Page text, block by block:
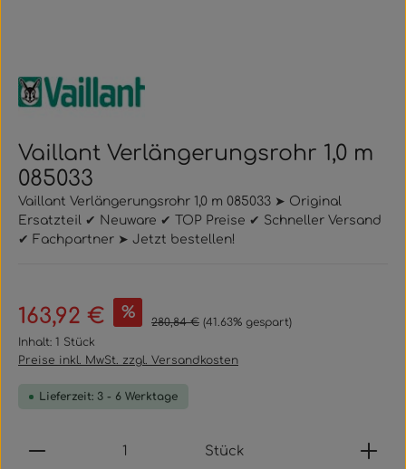
Vaillant Verlängerungsrohr 1,0 m
085033
Vaillant Verlängerungsrohr 1,0 m 085033 ➤ Original
Ersatzteil ✔ Neuware ✔ TOP Preise ✔ Schneller Versand
✔ Fachpartner ➤ Jetzt bestellen!
Verkaufspreis:
163,92 € % Regulärer Preis:
280,84 € (41.63% gespart)
Inhalt: 1 Stück
Preise inkl. MwSt. zzgl. Versandkosten
Lieferzeit: 3 - 6 Werktage
Produkt Anzahl: Gib den gewünschten Wert
Stück